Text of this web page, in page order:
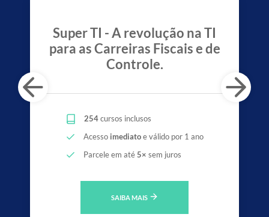
Super TI - A revolução na TI
para as Carreiras Fiscais e de
Controle.
254cursos inclusos
Acesso imediatoe válido por 1 ano
Parcele em até5× sem juros
SAIBA MAIS